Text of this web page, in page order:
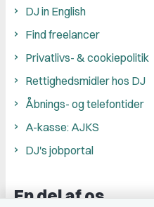
DJ in English
Find freelancer
Privatlivs- & cookiepolitik
Rettighedsmidler hos DJ
Åbnings- og telefontider
A-kasse: AJKS
DJ's jobportal
En del af os